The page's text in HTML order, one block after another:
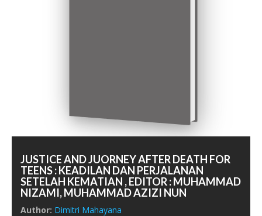
JUSTICE AND JUORNEY AFTER DEATH FOR
TEENS : KEADILAN DAN PERJALANAN
SETELAH KEMATIAN , EDITOR : MUHAMMAD
NIZAMI, MUHAMMAD AZIZI NUN
Author: Dimitri Mahayana